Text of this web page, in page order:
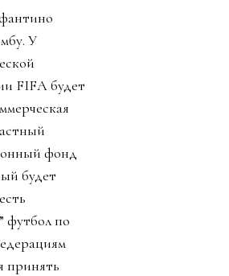
У
FIFA будет
фонд
будет
футбол по
принять